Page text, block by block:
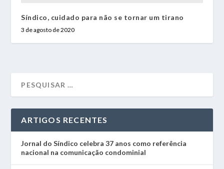
Síndico, cuidado para não se tornar um tirano
3 de agosto de 2020
ARTIGOS RECENTES
Jornal do Síndico celebra 37 anos como referência
nacional na comunicação condominial